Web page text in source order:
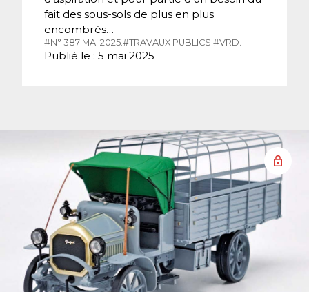
fait des sous-sols de plus en plus
encombrés…
#N° 387 MAI 2025. #TRAVAUX PUBLICS. #VRD.
Publié le : 5 mai 2025